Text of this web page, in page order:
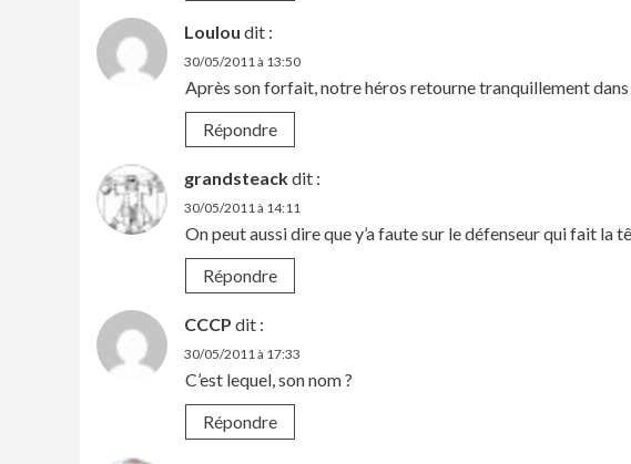
Loulou dit :
30/05/2011 à 13:50
Après son forfait, notre héros retourne tranquillement
Répondre
grandsteackdit :
30/05/2011 à 14:11
On peut aussi dire que y’a faute sur le défenseur qui fait la
Répondre
CCCP dit :
30/05/2011 à 17:33
C’est lequel, son nom ?
Répondre